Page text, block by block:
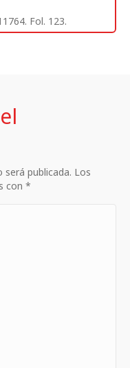
Fol. 123.
publicada. Los
con *